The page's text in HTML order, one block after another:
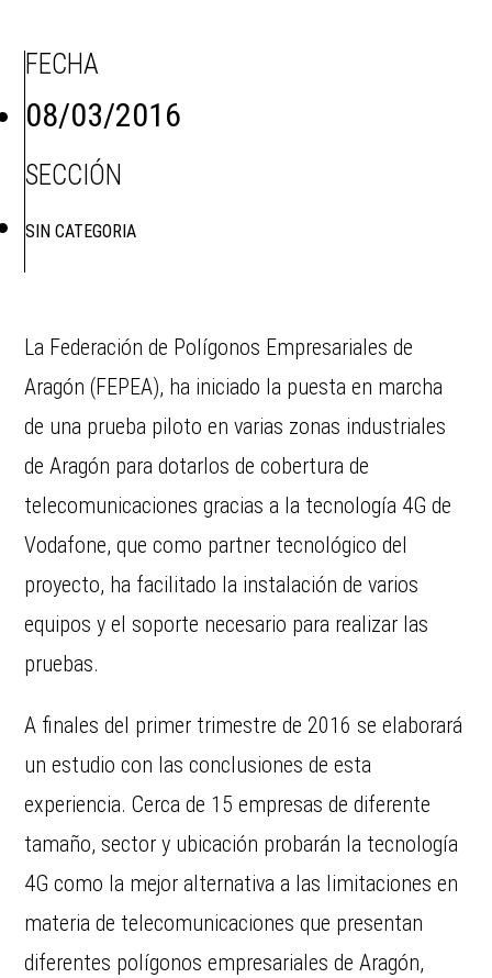
FECHA
08/03/2016
SECCIÓN
SIN CATEGORIA
La Federación de Polígonos Empresariales de
Aragón (FEPEA), ha iniciado la puesta en marcha
de una prueba piloto en varias zonas industriales
de Aragón para dotarlos de cobertura de
telecomunicaciones gracias a la tecnología 4G de
Vodafone, que como partner tecnológico del
proyecto, ha facilitado la instalación de varios
equipos y el soporte necesario para realizar las
pruebas.
A finales del primer trimestre de 2016 se elaborará
un estudio con las conclusiones de esta
experiencia. Cerca de 15 empresas de diferente
tamaño, sector y ubicación probarán la tecnología
4G como la mejor alternativa a las limitaciones en
materia de telecomunicaciones que presentan
diferentes polígonos empresariales de Aragón,